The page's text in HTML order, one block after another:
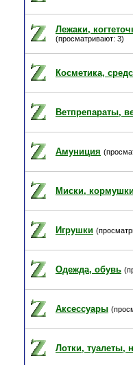
Лежаки,
(просматривают: 3)
Косметика,
Ветпрепараты,
Амуниция
Миски,
Игрушки
Одежда, обувь
Аксессуары
Лотки, туалеты,